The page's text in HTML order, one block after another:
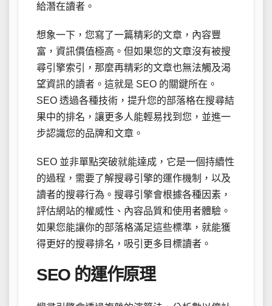
給潛在讀者。
想象一下，您寫了一篇精彩的文章，內容豐
富，資訊價值極高。但如果您的文章沒有被搜
尋引擎索引，那麼再精彩的文章也無法觸及渴
望資訊的讀者。這就是 SEO 的關鍵所在。
SEO 透過各種技術，提升您的部落格在搜尋結
果中的排名，讓更多人能輕易找到您，並進一
步認識您的品牌和文章。
SEO 並非單點突破就能達成，它是一個持續性
的過程，需要了解搜尋引擎的運作機制，以及
讀者的搜尋行為。搜尋引擎會根據各種因素，
評估網站的權威性、內容品質和使用者體驗。
如果您能讓你的部落格滿足這些標準，就能獲
得更好的搜尋排名，吸引更多目標讀者。
SEO 的運作原理